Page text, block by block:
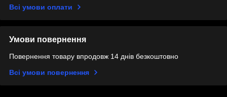
Всі умови оплати
Умови повернення
Повернення товару впродовж 14 днів безкоштовно
Всі умови повернення